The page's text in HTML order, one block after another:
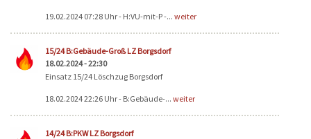
19.02.2024 07:28 Uhr - H:VU-mit-P -... weiter
15/24 B:Gebäude-Groß LZ Borgsdorf
18.02.2024 - 22:30
Einsatz 15/24 Löschzug Borgsdorf
18.02.2024 22:26 Uhr - B:Gebäude-... weiter
14/24 B:PKW LZ Borgsdorf